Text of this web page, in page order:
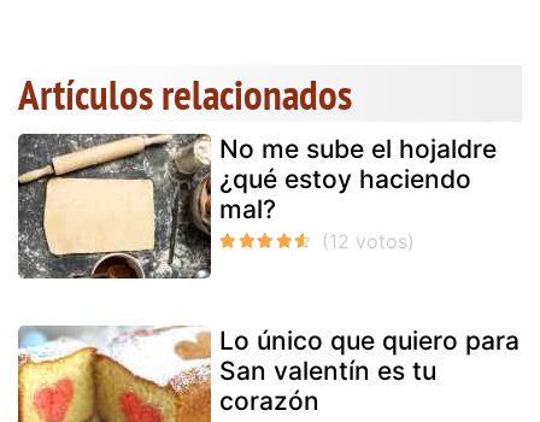
Artículos relacionados
No me sube el hojaldre
¿qué estoy haciendo
mal?
Lo único que quiero para
San valentín es tu
corazón